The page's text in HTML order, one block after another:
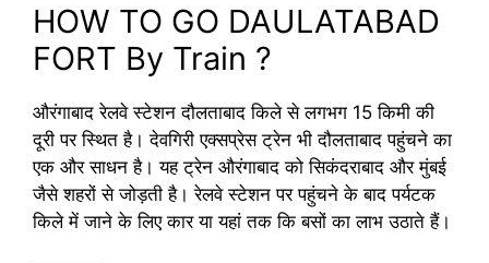
HOW TO GO DAULATABAD
FORT By Train ?
औरंगाबाद रेलवे स्टेशन दौलताबाद किले से लगभग 15 किमी की
दूरी पर स्थित है। देवगिरी एक्सप्रेस ट्रेन भी दौलताबाद पहुंचने का
एक और साधन है। यह ट्रेन औरंगाबाद को सिकंदराबाद और मुंबई
जैसे शहरों से जोड़ती है। रेलवे स्टेशन पर पहुंचने के बाद पर्यटक
किले में जाने के लिए कार या यहां तक कि बसों का लाभ उठाते हैं।